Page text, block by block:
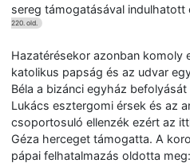
sereg támogatásával
220. old.
Hazatérésekor azonban komoly
katolikus papság és az udvar
Béla a bizánci egyház
Lukács esztergomi érsek és az
csoportosuló ellenzék ezért az
Géza herceget támogatta. A
pápai felhatalmazás oldotta